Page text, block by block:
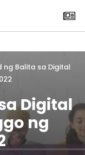
ng Balita sa Digital
Digital
ng